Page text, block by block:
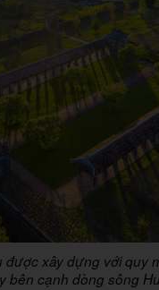
được xây dựng với quy
bên cạnh dòng sông